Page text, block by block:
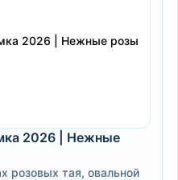
2026 | Нежные
розовых тая, овальной